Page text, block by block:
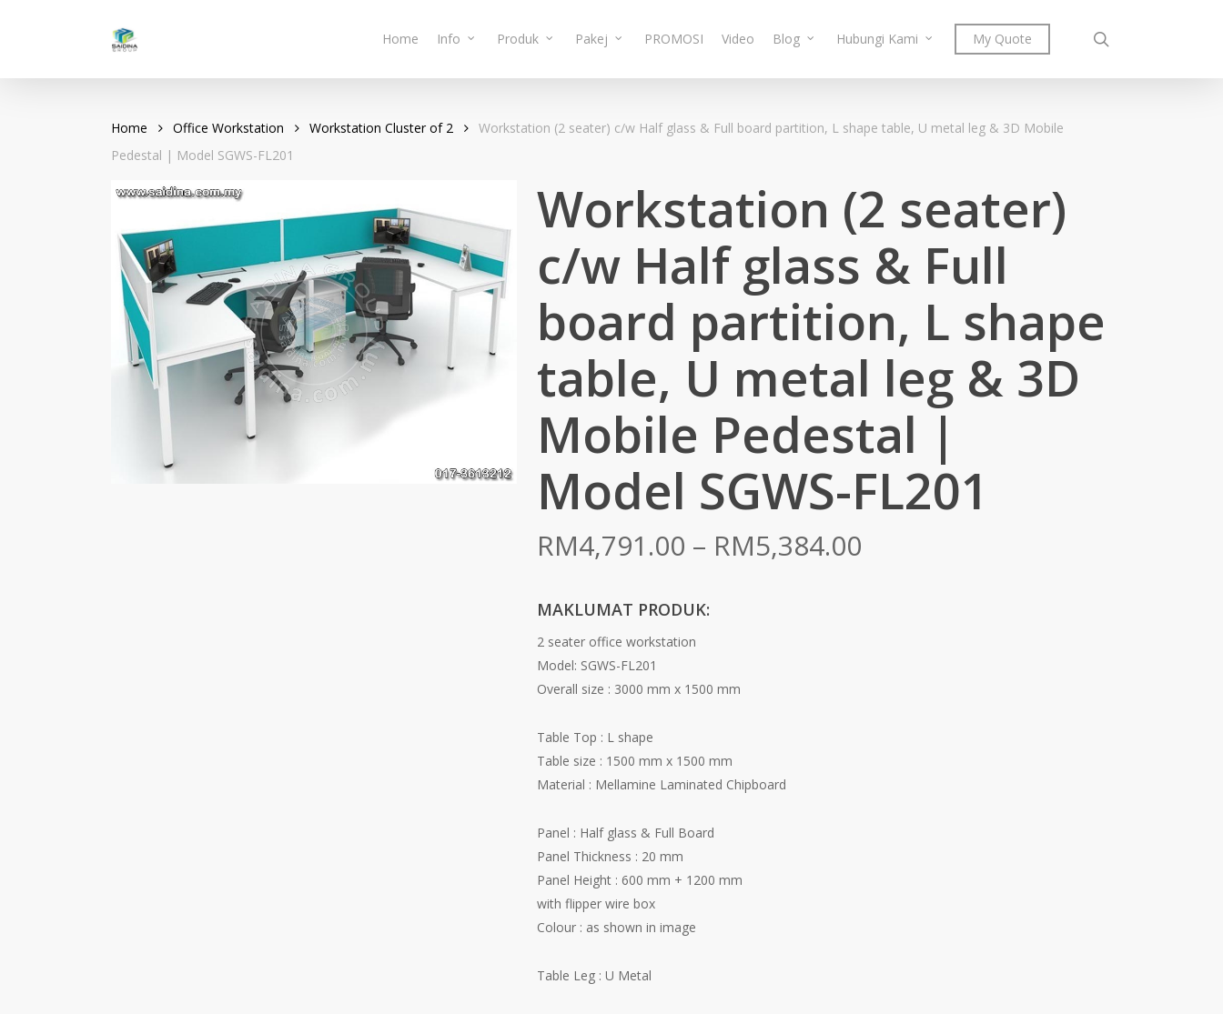
content
Home Info Produk Pakej PROMOSI Video Blog Hubungi Kami My Quote
Home Office Workstation Workstation Cluster of 2
Workstation (2 seater) c/w Half glass & Full board partition, L shape table, U metal leg & 3D Mobile
Pedestal | Model SGWS-FL201
Workstation (2 seater)
c/w Half glass & Full
board partition, L shape
table, U metal leg & 3D
Mobile Pedestal |
Model SGWS-FL201
RM4,791.00 – RM5,384.00Price
MAKLUMAT PRODUK:
2 seater office workstation
Model: SGWS-FL201
Overall size : 3000 mm x 1500 mm
Table Top : L shape
Table size : 1500 mm x 1500 mm
Material : Mellamine Laminated Chipboard
Panel : Half glass & Full Board
Panel Thickness : 20 mm
Panel Height : 600 mm + 1200 mm
with flipper wire box
Colour : as shown in image
Table Leg : U Metal